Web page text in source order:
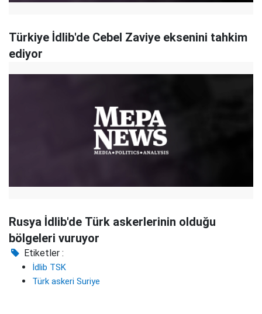
Türkiye İdlib'de Cebel Zaviye eksenini tahkim
ediyor
Rusya İdlib'de Türk askerlerinin olduğu
bölgeleri vuruyor
Etiketler :
İdlib TSK
Türk askeri Suriye